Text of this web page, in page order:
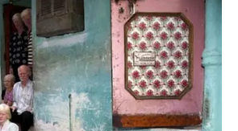
la nueva era femenina de la
” ya se encuentra disponible en
digitales , acompañado de un
la esencia de esta unión musical:
mutua y un profundo amor por el